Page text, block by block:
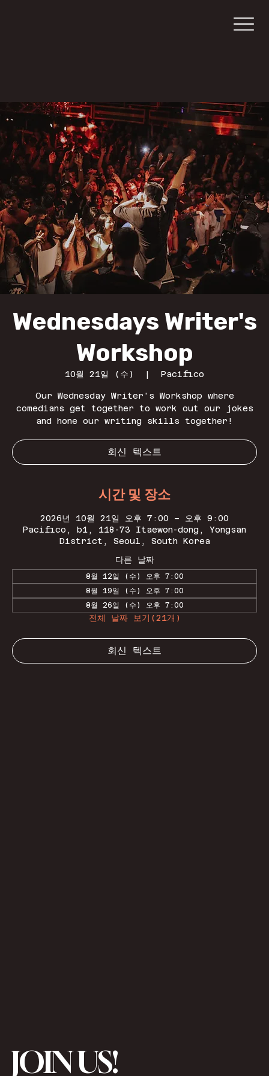
Wednesdays Writer's
Workshop
10월 21일 (수)
  |
Pacifico
Our Wednesday Writer's Workshop where
comedians get together to work out our jokes
and hone our writing skills together!
회신 텍스트
시간 및 장소
2026년 10월 21일 오후 7:00 – 오후 9:00
Pacifico, b1, 118-73 Itaewon-dong, Yongsan
District, Seoul, South Korea
다른 날짜
8월 12일 (수) 오후 7:00
8월 19일 (수) 오후 7:00
8월 26일 (수) 오후 7:00
전체 날짜 보기(21개)
회신 텍스트
JOIN US!